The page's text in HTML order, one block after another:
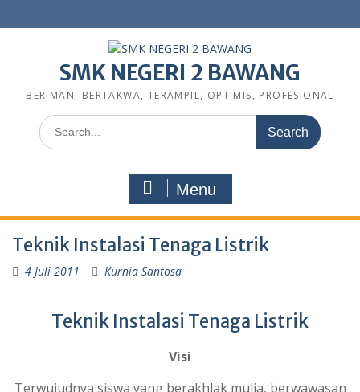
SMK NEGERI 2 BAWANG
BERIMAN, BERTAKWA, TERAMPIL, OPTIMIS, PROFESIONAL
Menu
Teknik Instalasi Tenaga Listrik
4 Juli 2011 Kurnia Santosa
Teknik Instalasi Tenaga Listrik
Visi
Terwujudnya siswa yang berakhlak mulia, berwawasan